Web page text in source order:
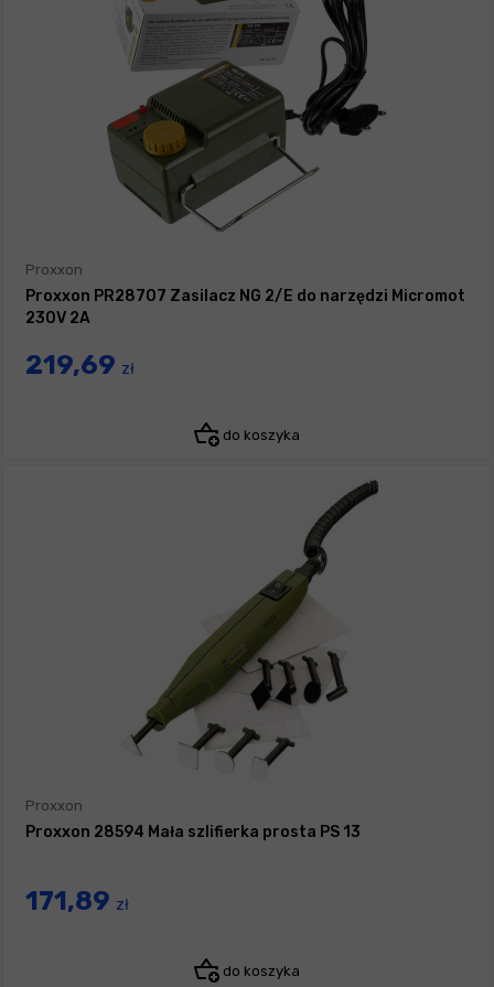
Proxxon
Proxxon PR28707 Zasilacz NG 2/E do narzędzi Micromot
230V 2A
219,69 zł
do koszyka
Proxxon
Proxxon 28594 Mała szlifierka prosta PS 13
171,89 zł
do koszyka